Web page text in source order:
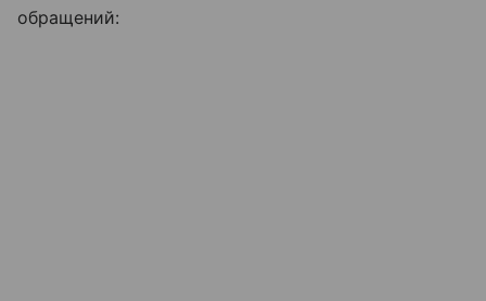
обращений: